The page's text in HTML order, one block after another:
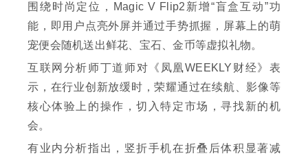
围绕时尚定位，Magic V Flip2新增“盲盒互动”功
能，即用户点亮外屏并通过手势抓握，屏幕上的萌
宠便会随机送出鲜花、宝石、金币等虚拟礼物。
互联网分析师丁道师对《凤凰WEEKLY财经》表
示，在行业创新放缓时，荣耀通过在续航、影像等
核心体验上的操作，切入特定市场，寻找新的机
会。
有业内分析指出，竖折手机在折叠后体积显著减